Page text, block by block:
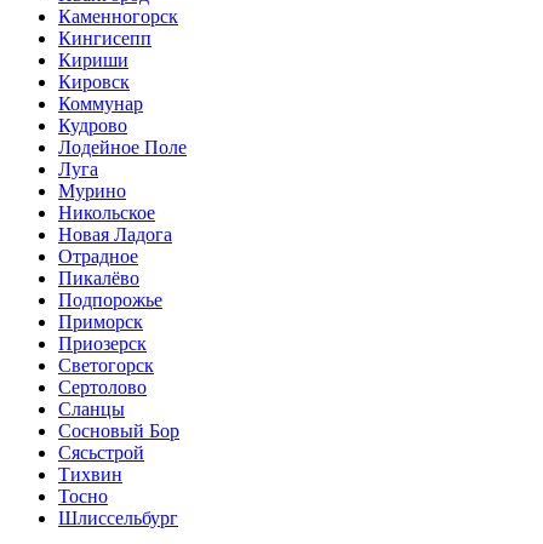
Каменногорск
Кингисепп
Кириши
Кировск
Коммунар
Кудрово
Лодейное Поле
Луга
Мурино
Никольское
Новая Ладога
Отрадное
Пикалёво
Подпорожье
Приморск
Приозерск
Светогорск
Сертолово
Сланцы
Сосновый Бор
Сясьстрой
Тихвин
Тосно
Шлиссельбург